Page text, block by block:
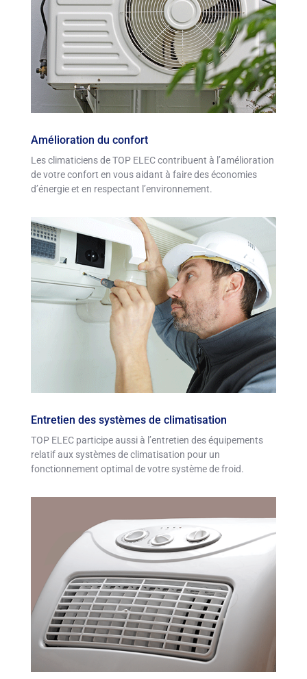
Amélioration du confort
Les climaticiens de TOP ELEC contribuent à l’amélioration
de votre confort en vous aidant à faire des économies
d’énergie et en respectant l’environnement.
Entretien des systèmes de climatisation
TOP ELEC participe aussi à l’entretien des équipements
relatif aux systèmes de climatisation pour un
fonctionnement optimal de votre système de froid.